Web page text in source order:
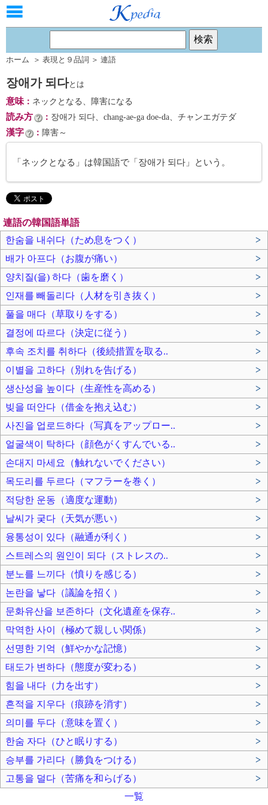
ホーム ＞ 表現と９品詞 ＞ 連語
장애가 되다とは
意味： ネックとなる、障害になる
読み方 ： 장애가 되다、chang-ae-ga doe-da、チャンエガテダ
漢字 ： 障害～
「ネックとなる」は韓国語で「장애가 되다」という。
連語の韓国語単語
한숨을 내쉬다（ため息をつく）
>
배가 아프다（お腹が痛い）
>
양치질(을) 하다（歯を磨く）
>
인재를 빼돌리다（人材を引き抜く）
>
풀을 매다（草取りをする）
>
결정에 따르다（決定に従う）
>
후속 조치를 취하다（後続措置を取る..
>
이별을 고하다（別れを告げる）
>
생산성을 높이다（生産性を高める）
>
빚을 떠안다（借金を抱え込む）
>
사진을 업로드하다（写真をアップロー..
>
얼굴색이 탁하다（顔色がくすんでいる..
>
손대지 마세요（触れないでください）
>
목도리를 두르다（マフラーを巻く）
>
적당한 운동（適度な運動）
>
날씨가 궂다（天気が悪い）
>
융통성이 있다（融通が利く）
>
스트레스의 원인이 되다（ストレスの..
>
분노를 느끼다（憤りを感じる）
>
논란을 낳다（議論を招く）
>
문화유산을 보존하다（文化遺産を保存..
>
막역한 사이（極めて親しい関係）
>
선명한 기억（鮮やかな記憶）
>
태도가 변하다（態度が変わる）
>
힘을 내다（力を出す）
>
흔적을 지우다（痕跡を消す）
>
의미를 두다（意味を置く）
>
한숨 자다（ひと眠りする）
>
승부를 가리다（勝負をつける）
>
고통을 덜다（苦痛を和らげる）
>
一覧